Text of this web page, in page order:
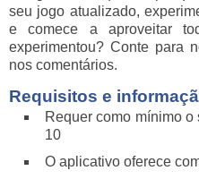
seu jogo atualizado,
e comece a aproveitar
experimentou? Conte para
nos comentários.
Requisitos e
Requer como mínimo
10
O aplicativo oferece